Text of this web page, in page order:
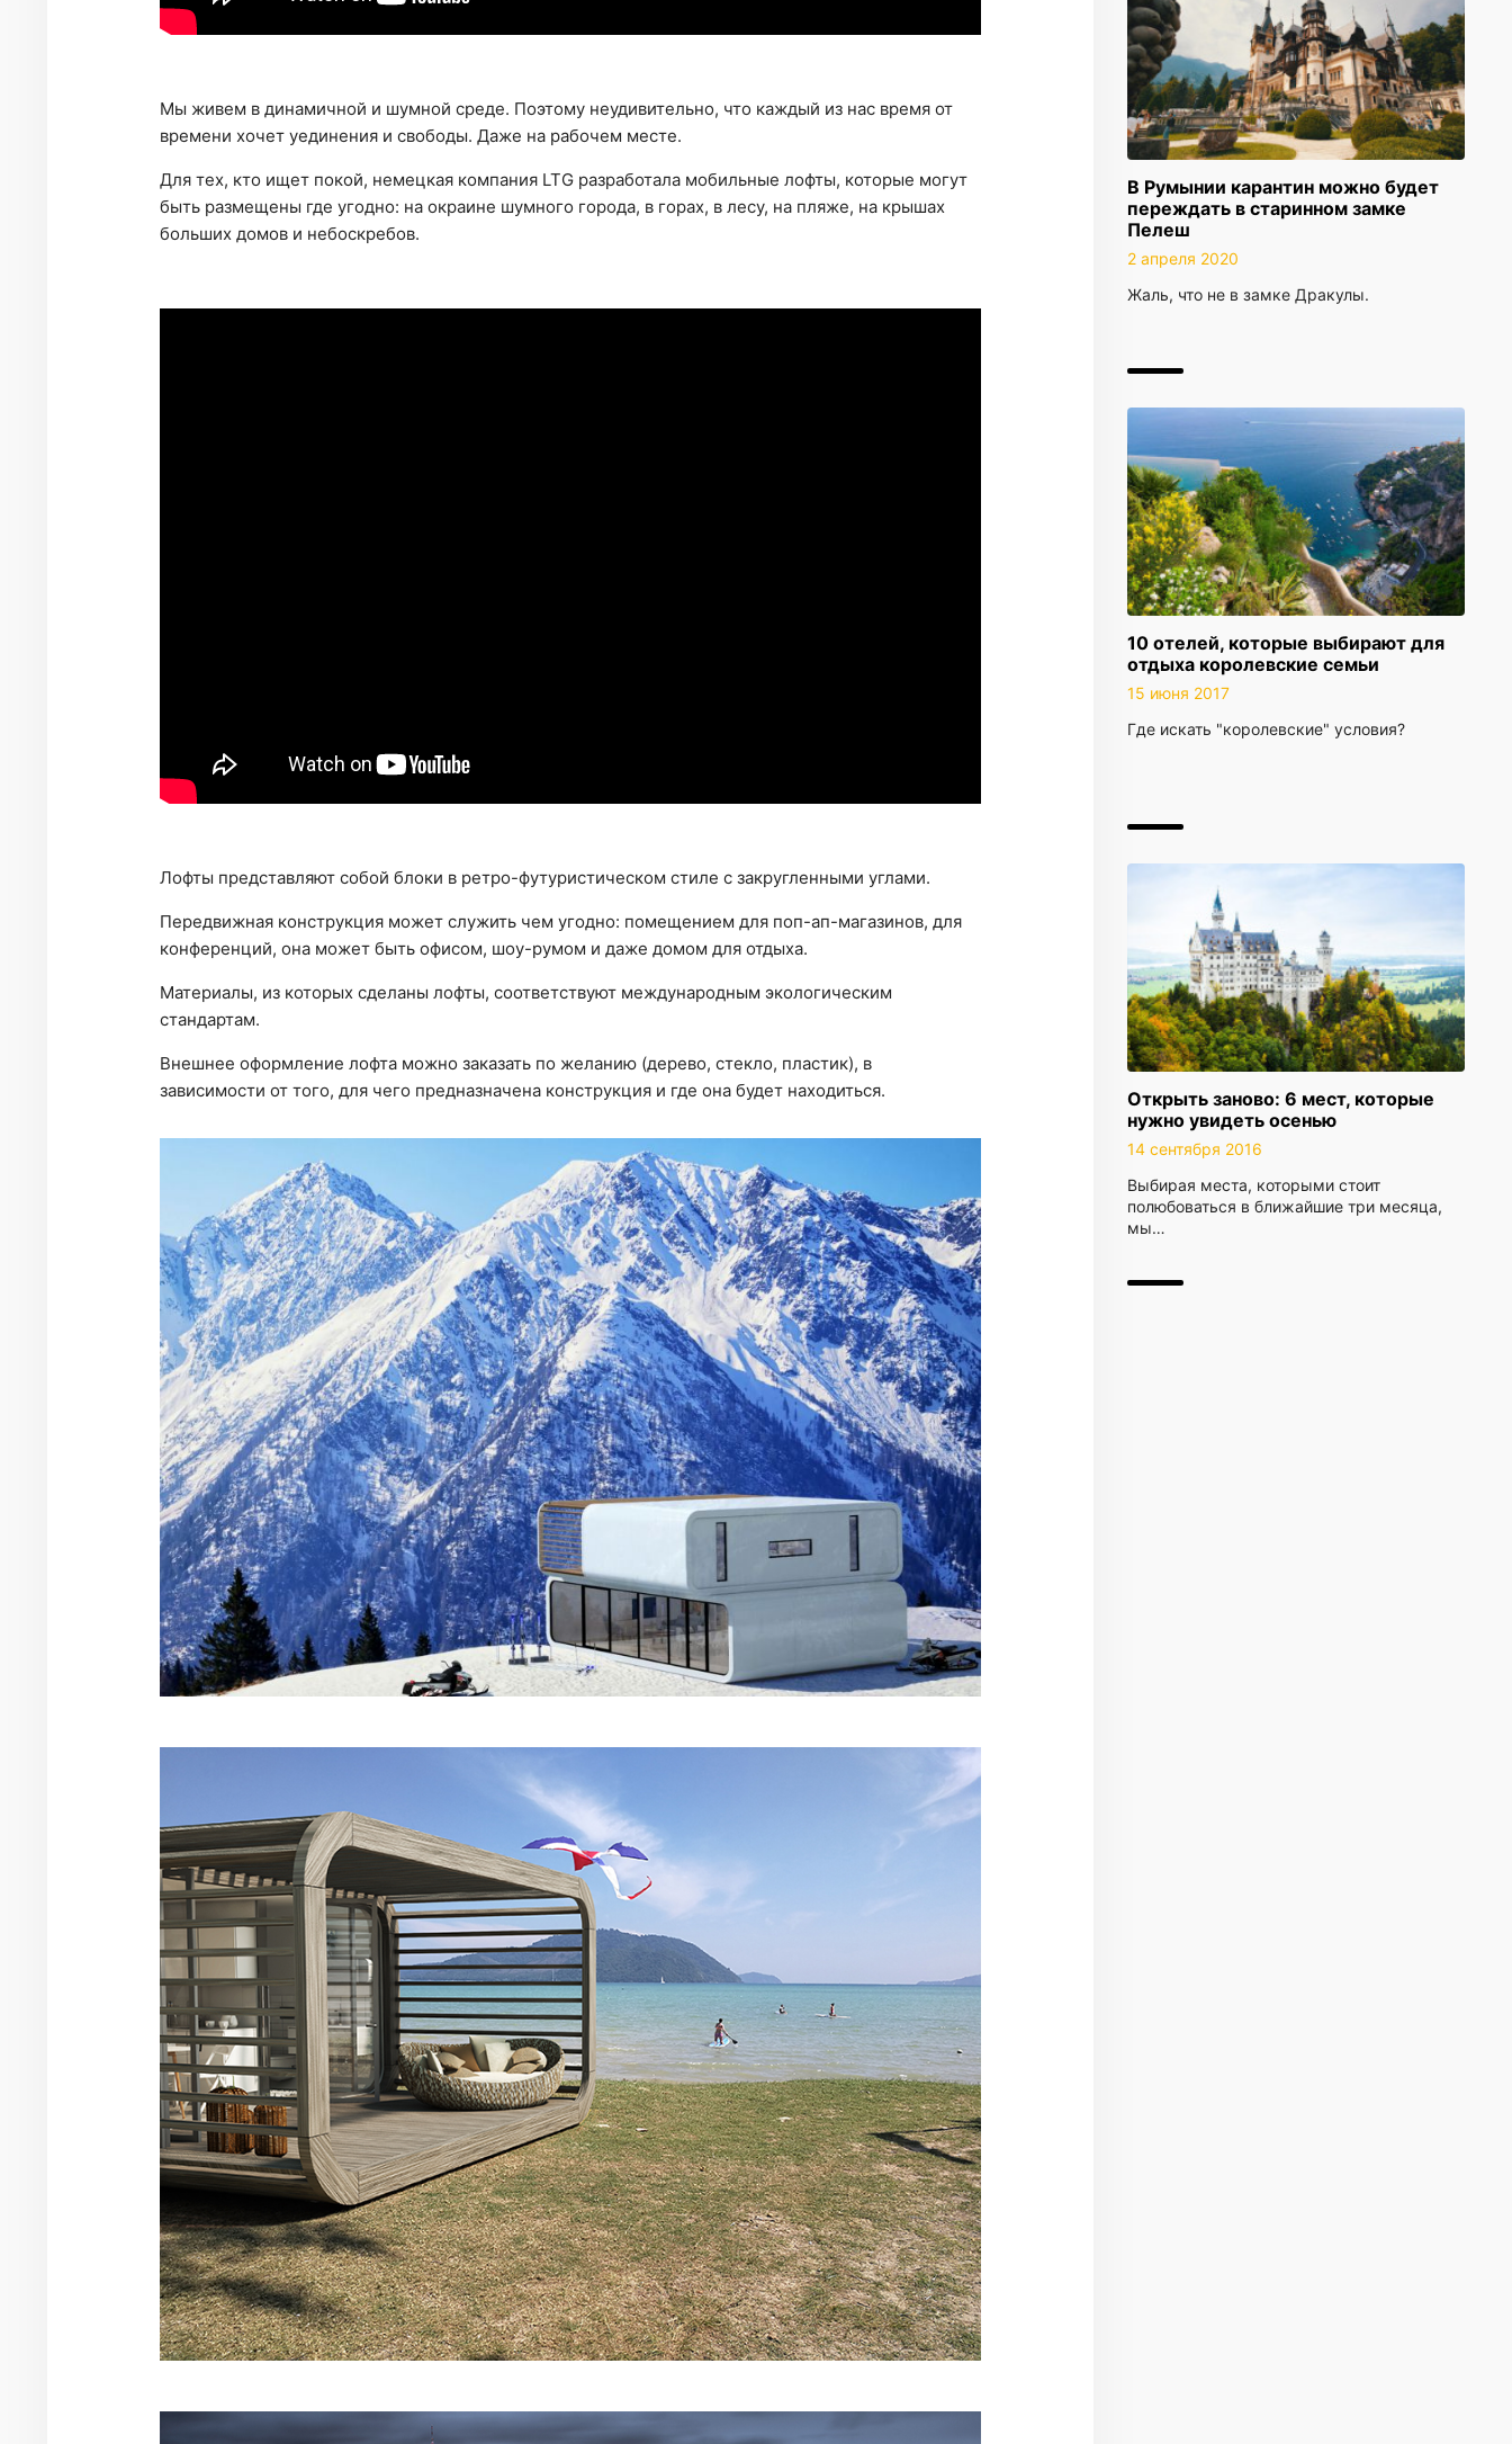
В Румынии карантин можно будет
переждать в старинном замке
Пелеш
2 апреля 2020
Жаль, что не в замке Дракулы.
10 отелей, которые выбирают для
отдыха королевские семьи
15 июня 2017
Где искать "королевские" условия?
Открыть заново: 6 мест, которые
нужно увидеть осенью
14 сентября 2016
Выбирая места, которыми стоит
полюбоваться в ближайшие три месяца,
мы…
Мы живем в динамичной и шумной среде. Поэтому неудивительно, что каждый из нас время от
времени хочет уединения и свободы. Даже на рабочем месте.
Для тех, кто ищет покой, немецкая компания LTG разработала мобильные лофты, которые могут
быть размещены где угодно: на окраине шумного города, в горах, в лесу, на пляже, на крышах
больших домов и небоскребов.
Лофты представляют собой блоки в ретро-футуристическом стиле с закругленными углами.
Передвижная конструкция может служить чем угодно: помещением для поп-ап-магазинов, для
конференций, она может быть офисом, шоу-румом и даже домом для отдыха.
Материалы, из которых сделаны лофты, соответствуют международным экологическим
стандартам.
Внешнее оформление лофта можно заказать по желанию (дерево, стекло, пластик), в
зависимости от того, для чего предназначена конструкция и где она будет находиться.